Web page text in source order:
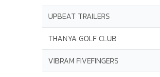
UPBEAT TRAILERS
THANYA GOLF CLUB
VIBRAM FIVEFINGERS